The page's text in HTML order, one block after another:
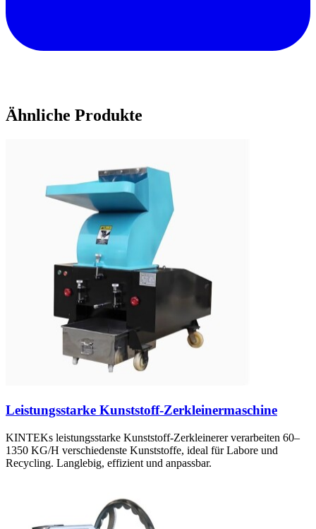
Ähnliche Produkte
Leistungsstarke Kunststoff-Zerkleinermaschine
KINTEKs leistungsstarke Kunststoff-Zerkleinerer verarbeiten 60–
1350 KG/H verschiedenste Kunststoffe, ideal für Labore und
Recycling. Langlebig, effizient und anpassbar.